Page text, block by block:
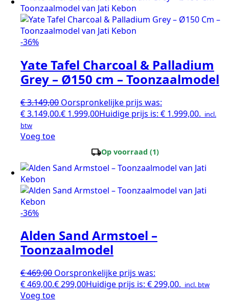
-36%
Yate Tafel Charcoal & Palladium
Grey – Ø150 cm – Toonzaalmodel
€3.149,00 Oorspronkelijke prijs was:
€ 3.149,00.€ 1.999,00Huidige prijs is: € 1.999,00. incl.
btw
Voeg toe
local_shippingOp voorraad (1)
-36%
Alden Sand Armstoel –
Toonzaalmodel
€469,00 Oorspronkelijke prijs was:
€ 469,00.€299,00Huidige prijs is: € 299,00. incl. btw
Voeg toe